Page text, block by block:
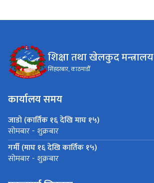
शिक्षा तथा खेलकुद मन्त्रालय
सिंहदरबार, काठमाडौँ
कार्यालय समय
जाडो (कार्तिक १६ देखि माघ १५)
सोमबार - शुक्रबार
गर्मी (माघ १६ देखि कार्तिक १५)
सोमबार - शुक्रबार